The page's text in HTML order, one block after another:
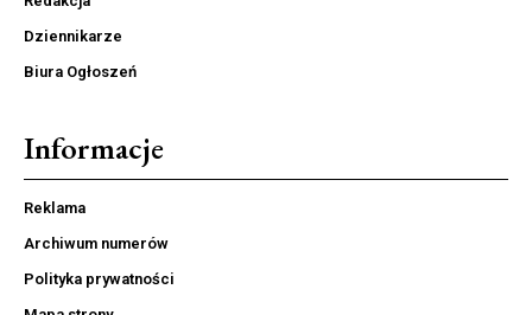
Dziennikarze
Biura Ogłoszeń
Informacje
Reklama
Archiwum numerów
Polityka prywatności